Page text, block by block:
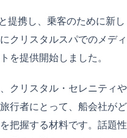
提携し、乗客のために新し
クリスタルスパでのメディ
を提供開始しました。
クリスタル・セレニティや
行者にとって、船会社がど
把握する材料です。話題性